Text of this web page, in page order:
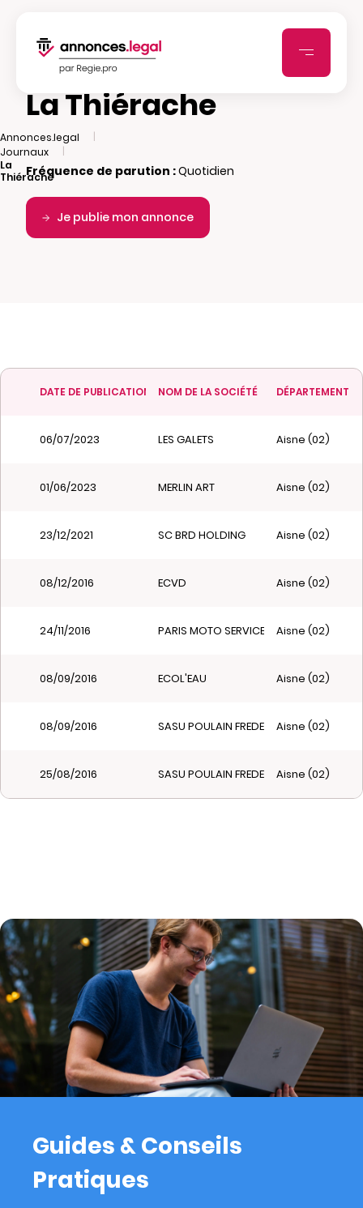
Annonces.legal
|
Journaux
|
La
Thiérache
La Thiérache
Fréquence de parution :Quotidien
Je publie mon annonce
DATE DE PUBLICATION NOM DE LA SOCIÉTÉ DÉPARTEMENT
06/07/2023 LES GALETS Aisne (02)
01/06/2023 MERLIN ART Aisne (02)
23/12/2021 SC BRD HOLDING Aisne (02)
08/12/2016 ECVD Aisne (02)
24/11/2016 PARIS MOTO SERVICE Aisne (02)
08/09/2016 ECOL'EAU Aisne (02)
08/09/2016 SASU POULAIN FREDERICAisne (02)
25/08/2016 SASU POULAIN FREDERICAisne (02)
Guides & Conseils
Pratiques